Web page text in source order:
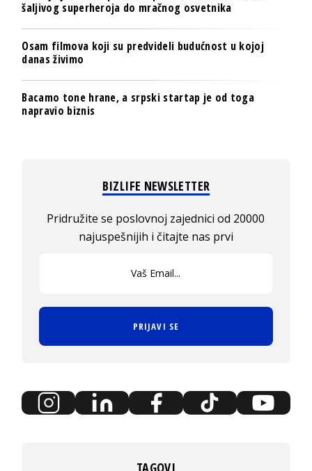
šaljivog superheroja do mračnog osvetnika
Osam filmova koji su predvideli budućnost u kojoj
danas živimo
Bacamo tone hrane, a srpski startap je od toga
napravio biznis
BIZLIFE NEWSLETTER
Pridružite se poslovnoj zajednici od 20000
najuspešnijih i čitajte nas prvi
PRIJAVI SE